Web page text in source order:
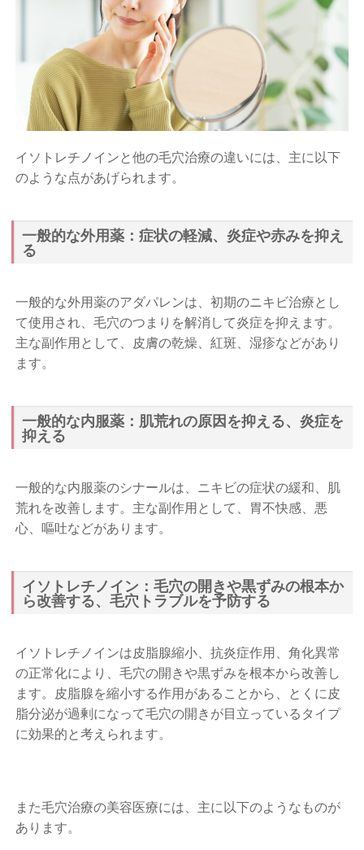
イソトレチノインと他の毛穴治療の違いには、主に以下
のような点があげられます。
一般的な外用薬：症状の軽減、炎症や赤みを抑え
る
一般的な外用薬のアダパレンは、初期のニキビ治療とし
て使用され、毛穴のつまりを解消して炎症を抑えます。
主な副作用として、皮膚の乾燥、紅斑、湿疹などがあり
ます。
一般的な内服薬：肌荒れの原因を抑える、炎症を
抑える
一般的な内服薬のシナールは、ニキビの症状の緩和、肌
荒れを改善します。主な副作用として、胃不快感、悪
心、嘔吐などがあります。
イソトレチノイン：毛穴の開きや黒ずみの根本か
ら改善する、毛穴トラブルを予防する
イソトレチノインは皮脂腺縮小、抗炎症作用、角化異常
の正常化により、毛穴の開きや黒ずみを根本から改善し
ます。皮脂腺を縮小する作用があることから、とくに皮
脂分泌が過剰になって毛穴の開きが目立っているタイプ
に効果的と考えられます。
また毛穴治療の美容医療には、主に以下のようなものが
あります。